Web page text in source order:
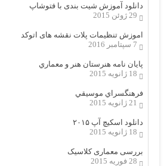
دانلود آموزش شیت بندی با فتوشاپ
29 ژوئن 2015
اموزش تنظیمات پلات نقشه های اتوکد
7 سپتامبر 2016
پایان نامه هنرستان هنر و معماري
18 ژانویه 2015
فرهنگسراي موسيقي
21 ژانویه 2015
دانلود اسکیچ آپ ۲۰۱۵
18 ژانویه 2015
بررسی معماری کلاسیک
28 فوریه 2015